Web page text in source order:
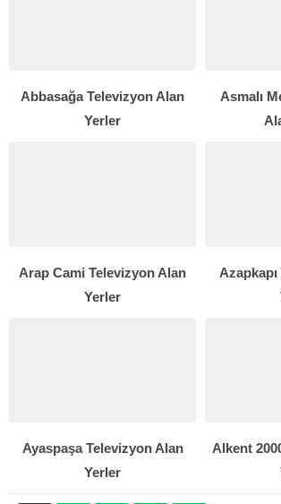
Abbasağa Televizyon Alan
Yerler
Asmalı
Arap Cami Televizyon Alan
Yerler
Ayaspaşa Televizyon Alan
Yerler
Alkent